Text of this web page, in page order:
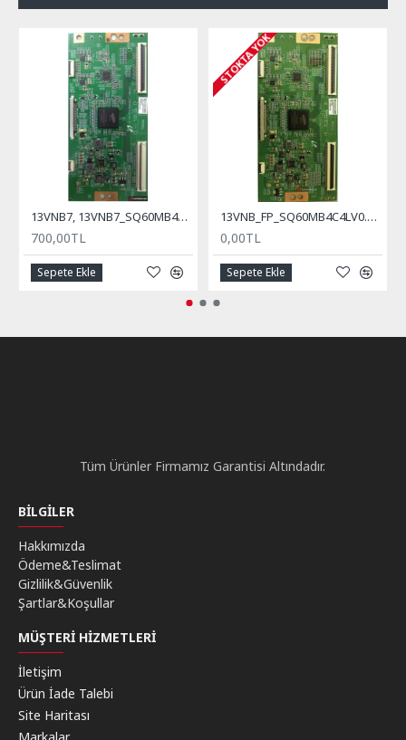
13VNB7, 13VNB7_SQ60MB4C4LV0.0, LMC480HJ02, T-con Board
700,00TL
Sepete Ekle
STOKTA YOK
13VNB_FP_SQ60MB4C4LV0.0, T-con Board, Vestel
0,00TL
Sepete Ekle
Tüm Ürünler Firmamız Garantisi Altındadır.
BILGILER
Hakkımızda
Ödeme&Teslimat
Gizlilik&Güvenlik
Şartlar&Koşullar
MÜŞTERI HIZMETLERI
İletişim
Ürün İade Talebi
Site Haritası